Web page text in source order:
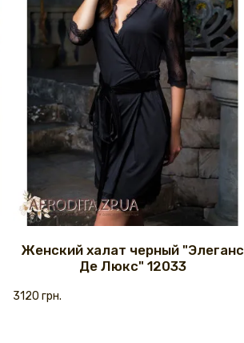
Женский халат черный "Элеганс
Де Люкс" 12033
3120 грн.